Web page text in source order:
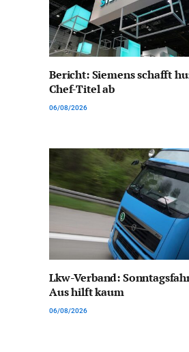
Bericht: Siemens schafft
Chef-Titel ab
06/08/2026
Lkw-Verband:
Aus hilft kaum
06/08/2026